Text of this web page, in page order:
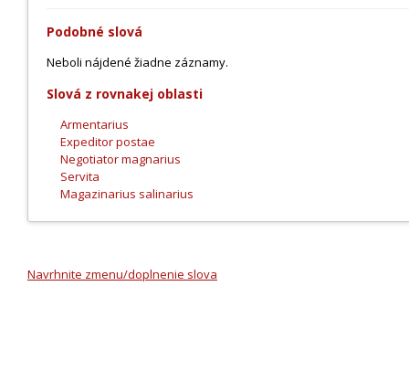
Podobné slová
Neboli nájdené žiadne záznamy.
Slová z rovnakej oblasti
Armentarius
Expeditor postae
Negotiator magnarius
Servita
Magazinarius salinarius
Navrhnite zmenu/doplnenie slova